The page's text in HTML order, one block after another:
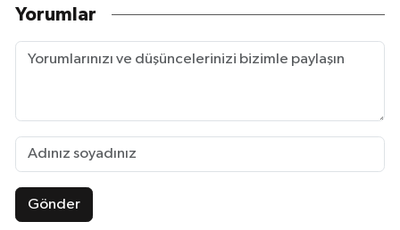
Yorumlar
Gönder